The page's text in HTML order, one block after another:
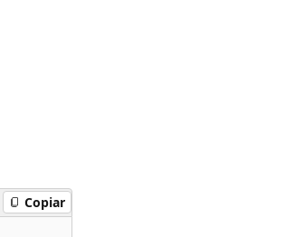
Copiar